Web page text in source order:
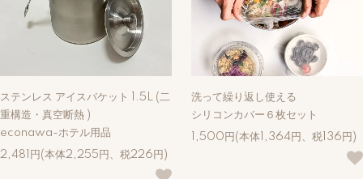
ステンレス アイスバケット 1.5L (二
重構造・真空断熱 )
econawa-ホテル用品
2,481円(本体2,255円、税226円)
洗って繰り返し使える
シリコンカバー６枚セット
1,500円(本体1,364円、税136円)